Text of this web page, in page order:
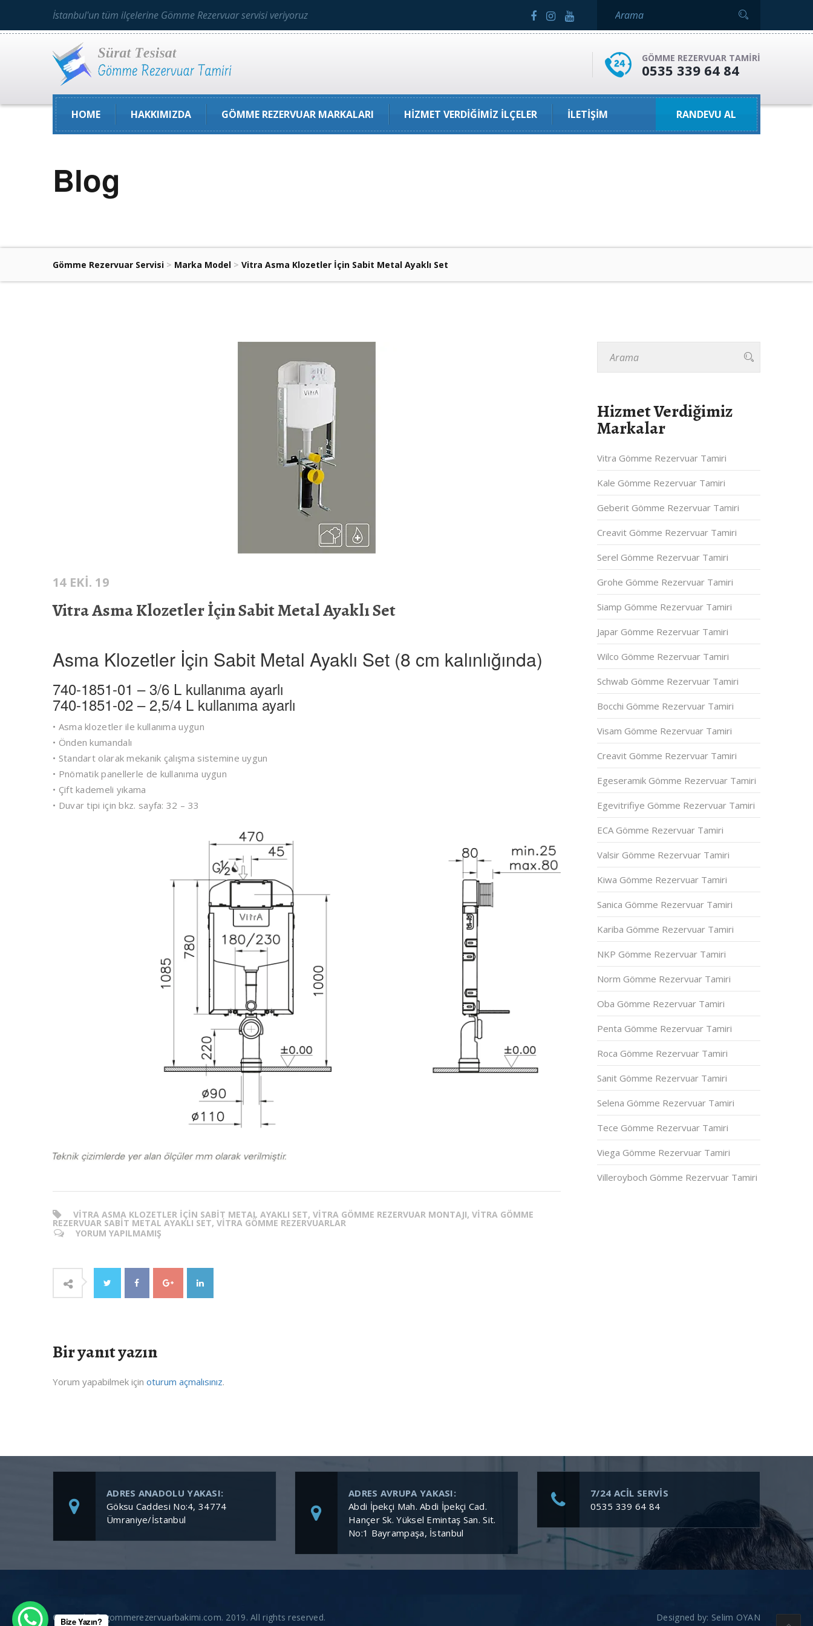
İstanbul'un tüm ilçelerine Gömme Rezervuar servisi veriyoruz
GÖMME REZERVUAR TAMIRI
0535 339 64 84
HOME HAKKIMIZDA GÖMME REZERVUAR MARKALARI HIZMET VERDIĞIMIZ İLÇELER İLETIŞIM RANDEVU AL
Blog
Gömme Rezervuar Servisi > Marka Model > Vitra Asma Klozetler İçin Sabit Metal Ayaklı Set
14 EKI. 19
Vitra Asma Klozetler İçin Sabit Metal Ayaklı Set
Asma Klozetler İçin Sabit Metal Ayaklı Set (8 cm kalınlığında)
740-1851-01 – 3/6 L kullanıma ayarlı
740-1851-02 – 2,5/4 L kullanıma ayarlı
• Asma klozetler ile kullanıma uygun
• Önden kumandalı
• Standart olarak mekanik çalışma sistemine uygun
• Pnömatik panellerle de kullanıma uygun
• Çift kademeli yıkama
• Duvar tipi için bkz. sayfa: 32 – 33
VITRA ASMA KLOZETLER İÇIN SABIT METAL AYAKLI SET, VITRA GÖMME REZERVUAR MONTAJI, VITRA GÖMME
REZERVUAR SABIT METAL AYAKLI SET, VITRA GÖMME REZERVUARLAR
YORUM YAPILMAMIŞ
Bir yanıt yazın
Yorum yapabilmek için oturum açmalısınız.
Hizmet Verdiğimiz
Markalar
Vitra Gömme Rezervuar Tamiri
Kale Gömme Rezervuar Tamiri
Geberit Gömme Rezervuar Tamiri
Creavit Gömme Rezervuar Tamiri
Serel Gömme Rezervuar Tamiri
Grohe Gömme Rezervuar Tamiri
Siamp Gömme Rezervuar Tamiri
Japar Gömme Rezervuar Tamiri
Wilco Gömme Rezervuar Tamiri
Schwab Gömme Rezervuar Tamiri
Bocchi Gömme Rezervuar Tamiri
Visam Gömme Rezervuar Tamiri
Creavit Gömme Rezervuar Tamiri
Egeseramik Gömme Rezervuar Tamiri
Egevitrifiye Gömme Rezervuar Tamiri
ECA Gömme Rezervuar Tamiri
Valsir Gömme Rezervuar Tamiri
Kiwa Gömme Rezervuar Tamiri
Sanica Gömme Rezervuar Tamiri
Kariba Gömme Rezervuar Tamiri
NKP Gömme Rezervuar Tamiri
Norm Gömme Rezervuar Tamiri
Oba Gömme Rezervuar Tamiri
Penta Gömme Rezervuar Tamiri
Roca Gömme Rezervuar Tamiri
Sanit Gömme Rezervuar Tamiri
Selena Gömme Rezervuar Tamiri
Tece Gömme Rezervuar Tamiri
Viega Gömme Rezervuar Tamiri
Villeroyboch Gömme Rezervuar Tamiri
ADRES ANADOLU YAKASI:
Göksu Caddesi No:4, 34774
Ümraniye/İstanbul
ADRES AVRUPA YAKASI:
Abdi İpekçi Mah. Abdi İpekçi Cad.
Hançer Sk. Yüksel Emintaş San. Sit.
No:1 Bayrampaşa, İstanbul
7/24 ACİL SERVİS
0535 339 64 84
Copyright © gommerezervuarbakimi.com. 2019. All rights reserved. Designed by: Selim OYAN
Bize Yazın?